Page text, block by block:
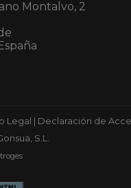
Montalvo, 2
Legal
Declaración de
S.L.